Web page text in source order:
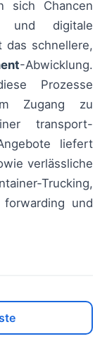
sich Chancen
und digitale
das schnellere,
-Abwicklung.
Prozesse
Zugang zu
transport-
liefert
verlässliche
und